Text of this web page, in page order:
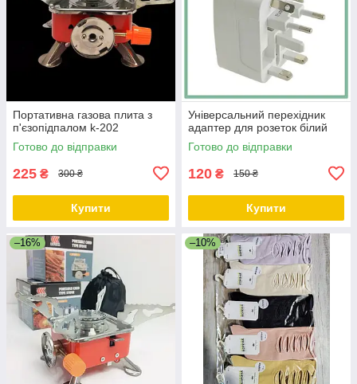
Портативна газова плита з
п'єзопідпалом k-202
Готово до відправки
225 ₴ 300 ₴
Купити
Універсальний перехідник
адаптер для розеток білий
Готово до відправки
120 ₴ 150 ₴
Купити
–16% –10%